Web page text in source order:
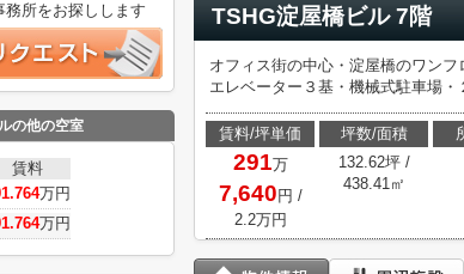
TSHG淀屋橋ビル 7階
オフィス街の中心・淀屋橋のワンフ
エレベーター３基・機械式駐車場・
賃料/坪単価
291万
7,640 円 /
2.2万円
坪数/面積
132.62坪 /
438.41㎡
所をお探しします
の他の空室
賃料
万円
万円